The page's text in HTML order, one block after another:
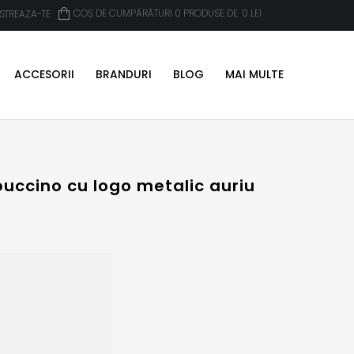
COȘ DE CUMPĂRĂTURI 0 PRODUSE DE 0 LEI
TE
ACCESORII BRANDURI BLOG MAI MULTE
cu logo metalic auriu